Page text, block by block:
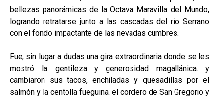
bellezas panorámicas de la Octava Maravilla del Mundo,
logrando retratarse junto a las cascadas del río Serrano
con el fondo impactante de las nevadas cumbres.
Fue, sin lugar a dudas una gira extraordinaria donde se les
mostró la gentileza y generosidad magallánica, y
cambiaron sus tacos, enchiladas y quesadillas por el
salmón y la centolla fueguina, el cordero de San Gregorio y